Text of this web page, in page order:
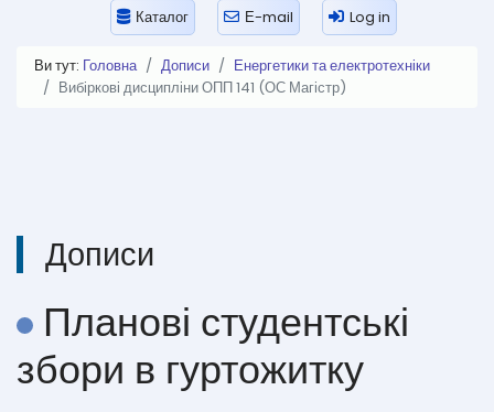
Каталог Е-mail Log in
Ви тут: Головна Дописи
Енергетики та електротехніки
Вибіркові дисципліни ОПП 141 (ОС Магістр)
Дописи
Планові студентські
збори в гуртожитку